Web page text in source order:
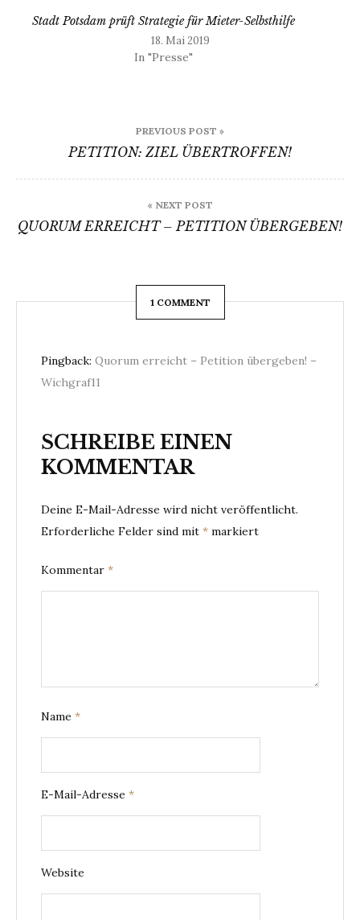
Stadt Potsdam prüft Strategie für Mieter-Selbsthilfe
18. Mai 2019
In "Presse"
PREVIOUS POST »
PETITION: ZIEL ÜBERTROFFEN!
« NEXT POST
QUORUM ERREICHT – PETITION ÜBERGEBEN!
1 COMMENT
Pingback: Quorum erreicht – Petition übergeben! –
Wichgraf11
SCHREIBE EINEN
KOMMENTAR
Deine E-Mail-Adresse wird nicht veröffentlicht.
Erforderliche Felder sind mit * markiert
Kommentar *
Name *
E-Mail-Adresse *
Website